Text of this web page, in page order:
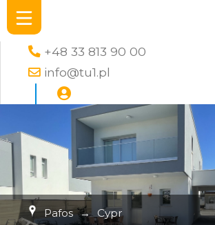
+48 33 813 90 00
info@tu1.pl
Pafos → Cypr